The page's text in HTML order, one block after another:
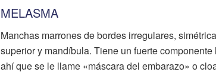
MELASMA
Manchas marrones de bordes irregulares,
superior y mandíbula. Tiene un fuerte
ahí que se le llame «máscara del embarazo» o